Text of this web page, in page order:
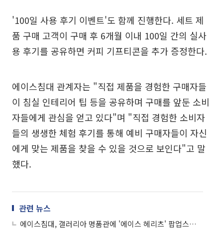
'100일 사용 후기 이벤트'도 함께 진행한다. 세트 제
품 구매 고객이 구매 후 6개월 이내 100일 간의 실사
용 후기를 공유하면 커피 기프티콘을 추가 증정한다.
에이스침대 관계자는 "직접 제품을 경험한 구매자들
이 침실 인테리어 팁 등을 공유하며 구매를 앞둔 소비
자들에게 관심을 얻고 있다"며 "직접 경험한 소비자
들의 생생한 체험 후기를 통해 예비 구매자들이 자신
에게 맞는 제품을 찾을 수 있을 것으로 보인다"고 말
했다.
관련 뉴스
에이스침대, 갤러리아 명품관에 '에이스 헤리츠' 팝업스토어 오픈